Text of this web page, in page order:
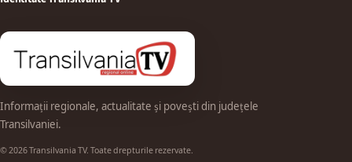
Informații regionale, actualitate și povești din județele
Transilvaniei.
© 2026 Transilvania TV. Toate drepturile rezervate.